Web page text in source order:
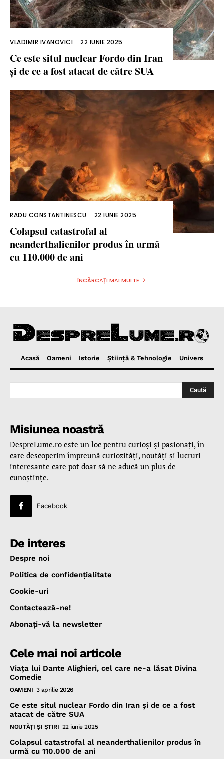
VLADIMIR IVANOVICI -22 IUNIE 2025
Ce este situl nuclear Fordo din Iran
și de ce a fost atacat de către SUA
RADU CONSTANTINESCU - 22 IUNIE 2025
Colapsul catastrofal al
neanderthalienilor produs în urmă
cu 110.000 de ani
ÎNCĂRCAȚI MAI MULTE
Acasă Oameni Istorie Ştiinţă & Tehnologie Univers
Caută
Misiunea noastră
DespreLume.ro este un loc pentru curioşi şi pasionaţi, în
care descoperim împreună curiozităţi, noutăţi şi lucruri
interesante care pot doar să ne aducă un plus de
cunoştinţe.
Facebook
De interes
Despre noi
Politica de confidenţialitate
Cookie-uri
Contactează-ne!
Abonaţi-vă la newsletter
Cele mai noi articole
Viața lui Dante Alighieri, cel care ne-a lăsat Divina
Comedie
OAMENI 3 aprilie 2026
Ce este situl nuclear Fordo din Iran și de ce a fost
atacat de către SUA
NOUTĂŢI ŞI ŞTIRI 22 iunie 2025
Colapsul catastrofal al neanderthalienilor produs în
urmă cu 110.000 de ani